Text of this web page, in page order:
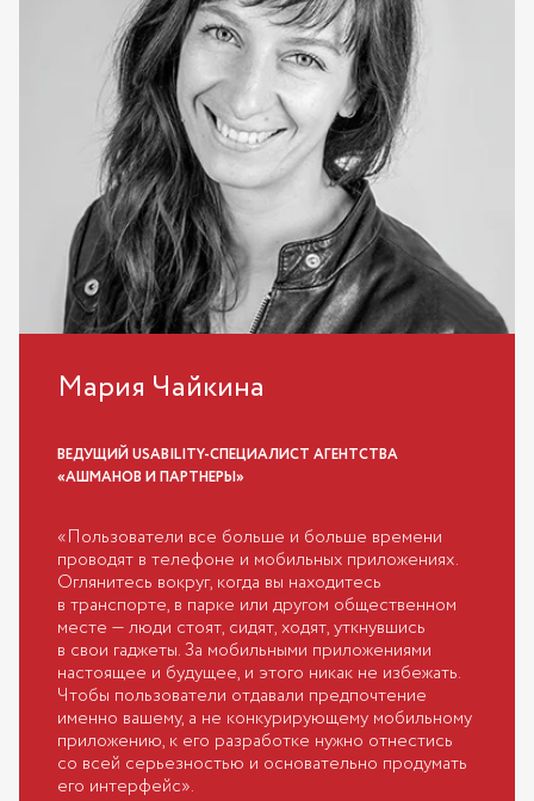
Мария Чайкина
ВЕДУЩИЙ USABILITY-СПЕЦИАЛИСТ АГЕНТСТВА
«АШМАНОВ И ПАРТНЕРЫ»
«Пользователи все больше и больше времени
проводят в телефоне и мобильных приложениях.
Оглянитесь вокруг, когда вы находитесь
в транспорте, в парке или другом общественном
месте — люди стоят, сидят, ходят, уткнувшись
в свои гаджеты. За мобильными приложениями
настоящее и будущее, и этого никак не избежать.
Чтобы пользователи отдавали предпочтение
именно вашему, а не конкурирующему мобильному
приложению, к его разработке нужно отнестись
со всей серьезностью и основательно продумать
его интерфейс».